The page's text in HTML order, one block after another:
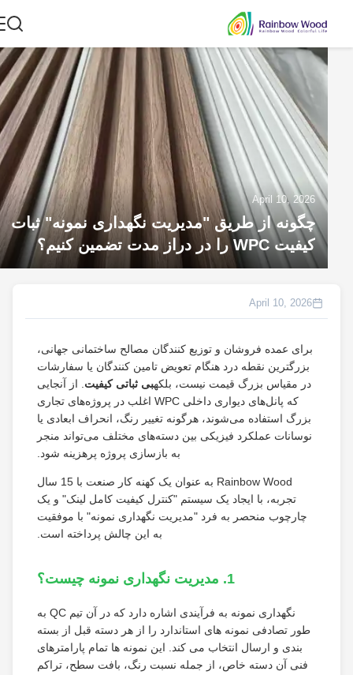
April 10, 2026
چگونه از طریق "مدیریت نگهداری نمونه" ثبات
کیفیت WPC را در دراز مدت تضمین کنیم؟
April 10, 2026
برای عمده فروشان و توزیع کنندگان مصالح ساختمانی جهانی،
بزرگترین نقطه درد هنگام تعویض تامین کنندگان یا سفارشات
در مقیاس بزرگ قیمت نیست، بلکهبی ثباتی کیفیت. از آنجایی
که پانل‌های دیواری داخلی WPC اغلب در پروژه‌های تجاری
بزرگ استفاده می‌شوند، هرگونه تغییر رنگ، انحراف ابعادی یا
نوسانات عملکرد فیزیکی بین دسته‌های مختلف می‌تواند منجر
به بازسازی پروژه پرهزینه شود.
Rainbow Wood به عنوان یک کهنه کار صنعت با 15 سال
تجربه، با ایجاد یک سیستم "کنترل کیفیت کامل لینک" و یک
چارچوب منحصر به فرد "مدیریت نگهداری نمونه" با موفقیت
به این چالش پرداخته است.
نگهداری نمونه به فرآیندی اشاره دارد که در آن تیم QC به
طور تصادفی نمونه های استاندارد را از هر دسته قبل از بسته
بندی و ارسال انتخاب می کند. این نمونه ها تمام پارامترهای
فنی آن دسته خاص، از جمله نسبت رنگ، بافت سطح، تراکم